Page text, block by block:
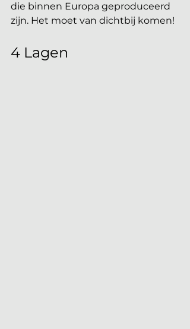
die binnen Europa geproduceerd
zijn. Het moet van dichtbij komen!
4 Lagen